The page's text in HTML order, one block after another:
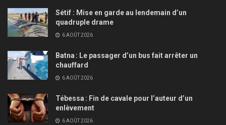
Sétif : Mise en garde au lendemain d’un
quadruple drame
6 AOÛT 2026
Batna : Le passager d’un bus fait arrêter un
chauffard
6 AOÛT 2026
Tébessa : Fin de cavale pour l’auteur d’un
enlèvement
6 AOÛT 2026